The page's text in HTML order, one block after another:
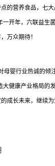
的营养食品，七
开年，六联益生
万众期待！
婴行业热诚的倾
大健康产业格局的
成长未来，继续为